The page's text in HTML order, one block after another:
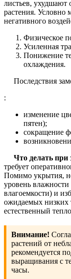
листьев, ухудшают
растения. Условно
негативного
Физическое
Усиленная
Понижение
охлаждения.
Последствия
:
изменение
пятен);
сокращение
Что делать при
требует
Помимо укрытия,
уровень
влагоемкости) и
ожидаемых низких
естественный
Внимание!
растений от
рекомендуется
выращивания с
часы.